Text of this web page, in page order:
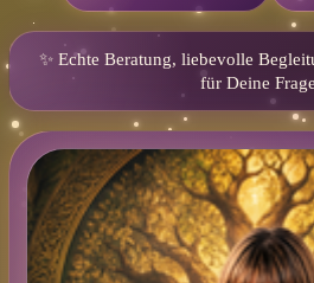
✨ Echte Beratung, liebevolle
für Deine